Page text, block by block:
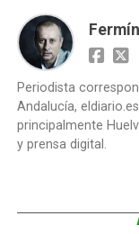
Periodista
Andalucía,
principalmente
y prensa digital.